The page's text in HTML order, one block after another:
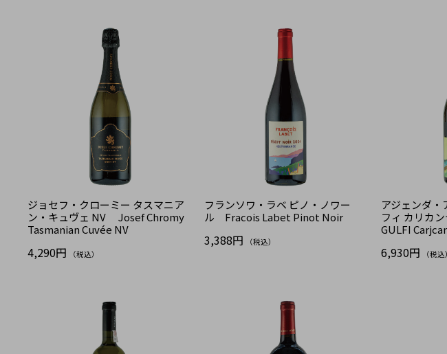
ジョセフ・クローミー タスマニア
ン・キュヴェ NV Josef Chromy
Tasmanian Cuvée NV
4,290円 （税込）
フランソワ・ラベ ピノ・ノワー
ル Fracois Labet Pinot Noir
3,388円 （税込）
アジェンダ・
フィ カリカ
GULFI
6,930円 （税込）